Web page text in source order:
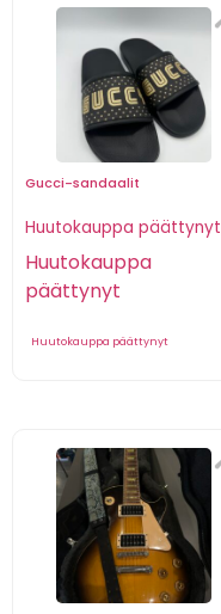
Gucci-sandaalit
Huutokauppa päättynyt
Huutokauppa
päättynyt
Huutokauppa päättynyt